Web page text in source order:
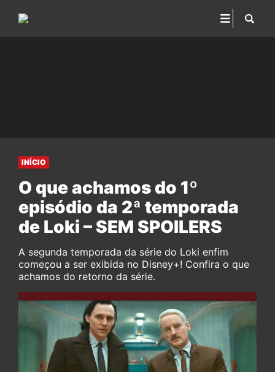
INÍCIO
O que achamos do 1º
episódio da 2ª temporada
de Loki – SEM SPOILERS
A segunda temporada da série do Loki enfim
começou a ser exibida no Disney+! Confira o que
achamos do retorno da série.